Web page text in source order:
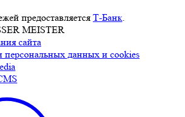
предоставляется Т-Банк.
MEISTER
сайта
персональных данных и cookies